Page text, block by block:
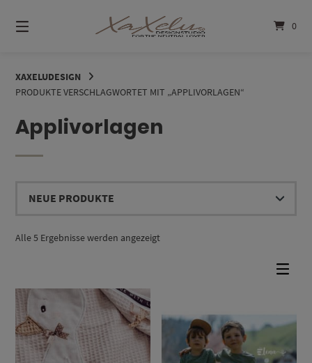
zum
Inhalt
0
XAXELUDESIGN
PRODUKTE VERSCHLAGWORTET MIT „APPLIVORLAGEN“
Applivorlagen
Alle 5 Ergebnisse werden angezeigtNach